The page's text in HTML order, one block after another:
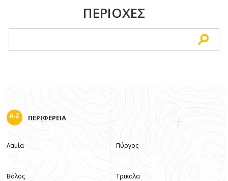
ΠΕΡΙΟΧΕΣ
ΠΕΡΙΦΕΡΕΙΑ
Λαμία
Βόλος
Πύργος
Τρικαλα